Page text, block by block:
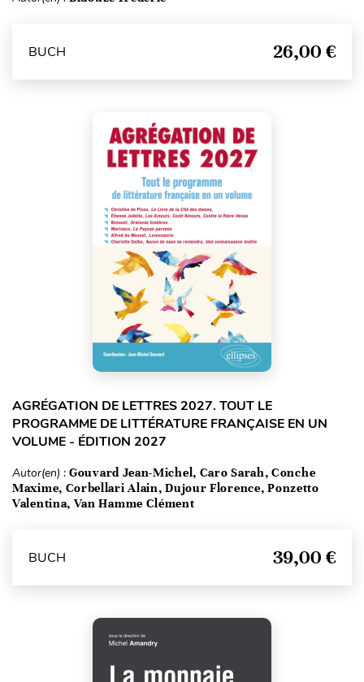
BUCH 26,00 €
AGRÉGATION DE LETTRES 2027. TOUT LE
PROGRAMME DE LITTÉRATURE FRANÇAISE EN UN
VOLUME - ÉDITION 2027
Autor(en) : Gouvard Jean-Michel, Caro Sarah, Conche
Maxime, Corbellari Alain, Dujour Florence, Ponzetto
Valentina, Van Hamme Clément
BUCH 39,00 €